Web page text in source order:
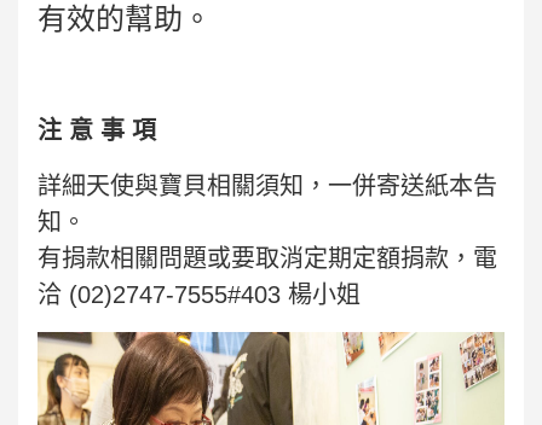
有效的幫助。
注 意 事 項
詳細天使與寶貝相關須知，一併寄送紙本告
知。
有捐款相關問題或要取消定期定額捐款，電
洽 (02)2747-7555#403 楊小姐